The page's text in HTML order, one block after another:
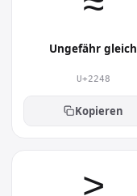
Ungefähr gleich
U+2248
Kopieren